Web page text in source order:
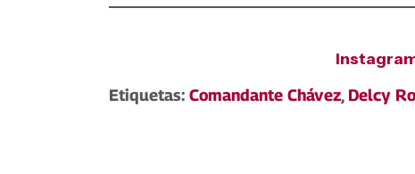
Etiquetas: Comandante Chávez, Delcy